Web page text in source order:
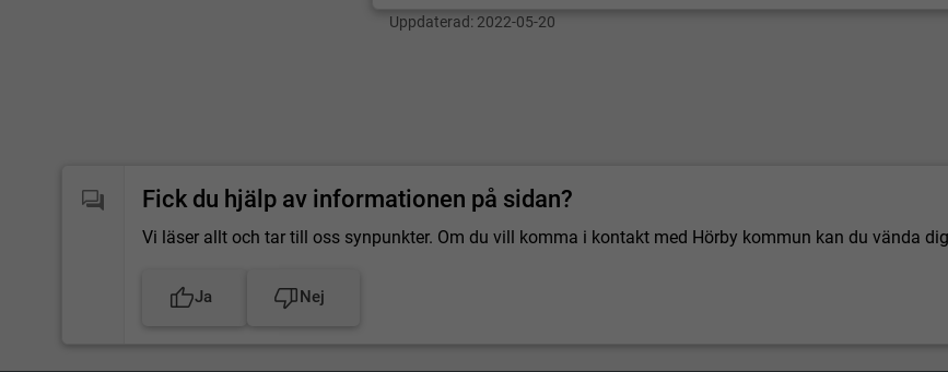
Uppdaterad: 2022-05-20
Fick du hjälp av informationen på sidan?
Vi läser allt och tar till oss synpunkter. Om du vill komma i kontakt med Hörby kommun kan du vända
Ja Nej